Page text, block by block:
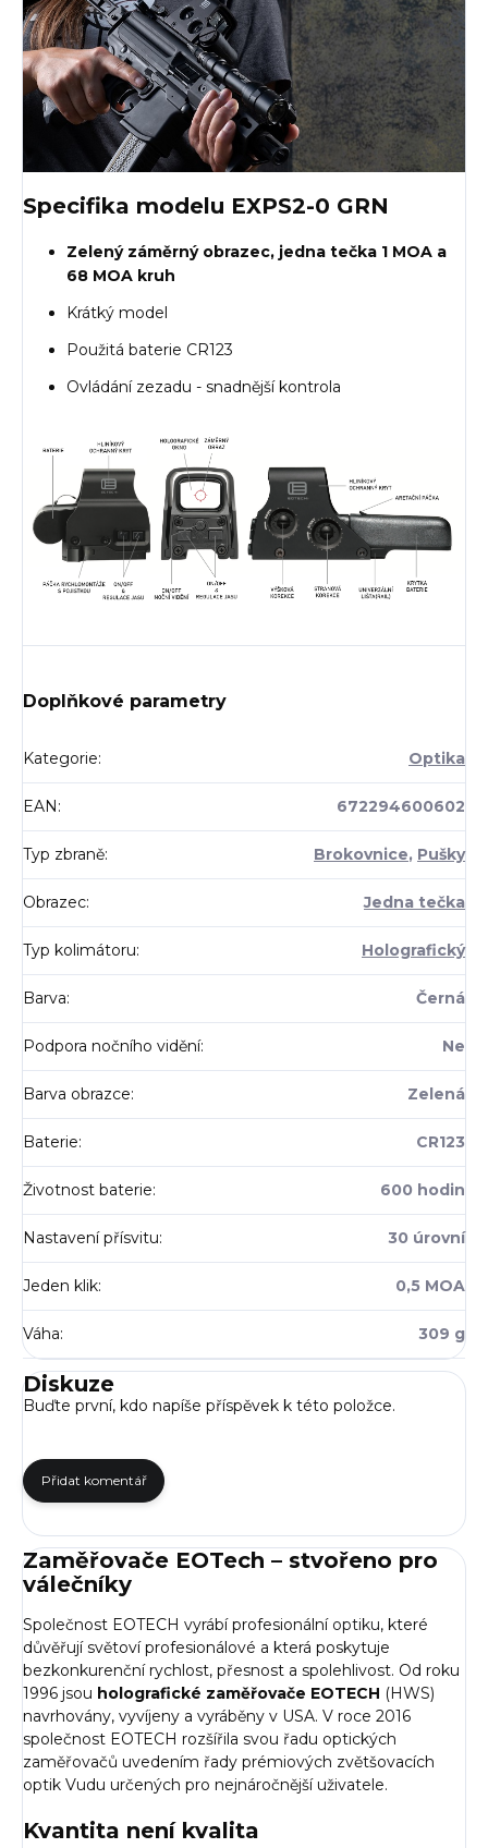
Specifika modelu EXPS2-0 GRN
Zelený záměrný obrazec, jedna tečka 1 MOA a
68 MOA kruh
Krátký model
Použitá baterie CR123
Ovládání zezadu - snadnější kontrola
Doplňkové parametry
Kategorie: Optika
EAN: 672294600602
Typ zbraně: Brokovnice, Pušky
Obrazec: Jedna tečka
Typ kolimátoru: Holografický
Barva: Černá
Podpora nočního vidění: Ne
Barva obrazce: Zelená
Baterie: CR123
Životnost baterie: 600 hodin
Nastavení přísvitu: 30 úrovní
Jeden klik: 0,5 MOA
Váha: 309 g
Diskuze
Buďte první, kdo napíše příspěvek k této položce.
Přidat komentář
Zaměřovače EOTech – stvořeno pro
válečníky
Společnost EOTECH vyrábí profesionální optiku, které
důvěřují světoví profesionálové a která poskytuje
bezkonkurenční rychlost, přesnost a spolehlivost. Od roku
1996 jsou holografické zaměřovače EOTECH (HWS)
navrhovány, vyvíjeny a vyráběny v USA. V roce 2016
společnost EOTECH rozšířila svou řadu optických
zaměřovačů uvedením řady prémiových zvětšovacích
optik Vudu určených pro nejnáročnější uživatele.
Kvantita není kvalita